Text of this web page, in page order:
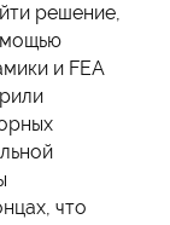
решение,
и FEA
что